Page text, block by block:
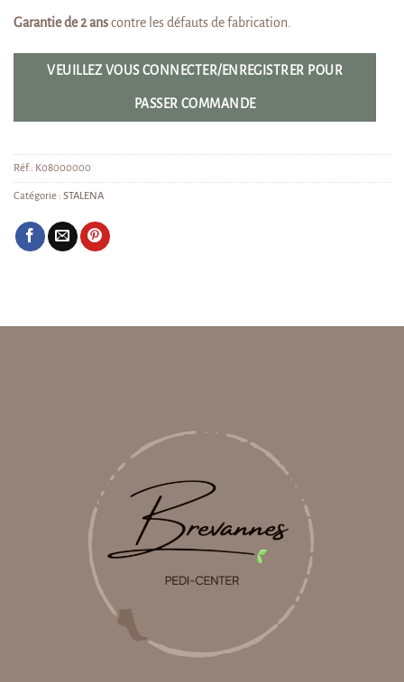
Garantie de 2 anscontre les défauts de fabrication.
VEUILLEZ VOUS CONNECTER/ENREGISTRER POUR
PASSER COMMANDE
Réf.: K08000000
Catégorie : STALENA